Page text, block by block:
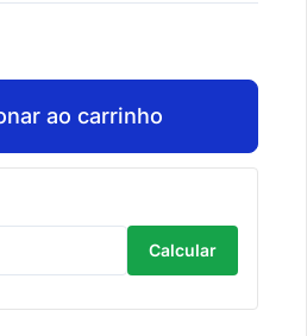
ao carrinho
Calcular